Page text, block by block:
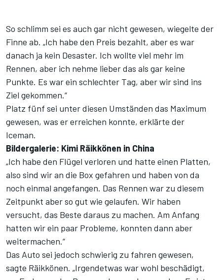
So schlimm sei es auch gar nicht gewesen, wiegelte der
Finne ab. „Ich habe den Preis bezahlt, aber es war
danach ja kein Desaster. Ich wollte viel mehr im
Rennen, aber ich nehme lieber das als gar keine
Punkte. Es war ein schlechter Tag, aber wir sind ins
Ziel gekommen.“
Platz fünf sei unter diesen Umständen das Maximum
gewesen, was er erreichen konnte, erklärte der
Iceman.
Bildergalerie: Kimi Räikkönen in China
„Ich habe den Flügel verloren und hatte einen Platten,
also sind wir an die Box gefahren und haben von da
noch einmal angefangen. Das Rennen war zu diesem
Zeitpunkt aber so gut wie gelaufen. Wir haben
versucht, das Beste daraus zu machen. Am Anfang
hatten wir ein paar Probleme, konnten dann aber
weitermachen.“
Das Auto sei jedoch schwierig zu fahren gewesen,
sagte Räikkönen. „Irgendetwas war wohl beschädigt,